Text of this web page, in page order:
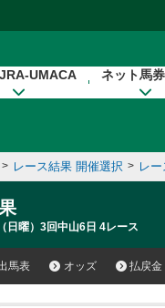
UMACA ネット馬
> レース結果 開催選択 > レ
日曜）3回中山6日 4レース
馬表 オッズ 払戻金